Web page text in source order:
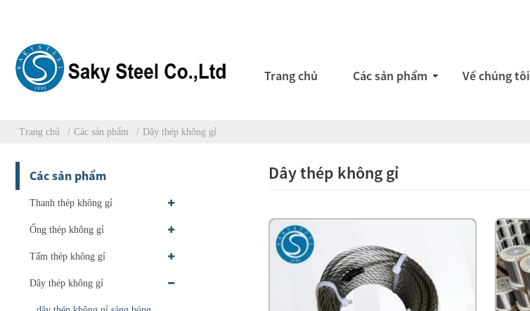
Trang chủ Các sản phẩm Về chúng tôi
Trang chủ Các sản phẩm Dây thép không gỉ
Các sản phẩm
Thanh thép không gỉ
Ống thép không gỉ
Tấm thép không gỉ
Dây thép không gỉ
Dây thép không gỉ